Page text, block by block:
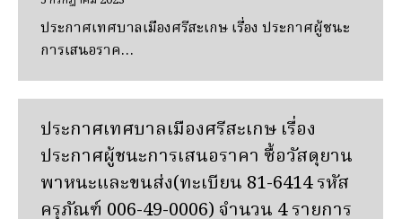
ประกาศเทศบาลเมืองศรีสะเกษ เรื่อง ประกาศผู้ชนะ
การเสนอราค…
ประกาศเทศบาลเมืองศรีสะเกษ เรื่อง
ประกาศผู้ชนะการเสนอราคา ซื้อวัสดุยาน
พาหนะและขนส่ง(ทะเบียน 81-6414 รหัส
ครุภัณฑ์ 006-49-0006) จำนวน 4 รายการ